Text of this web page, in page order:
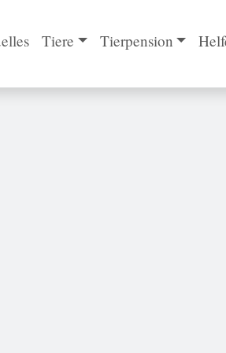
Tiere Tierpension